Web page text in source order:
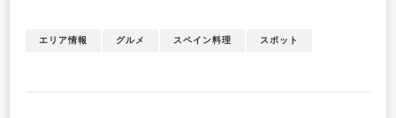
エリア情報 グルメ スペイン料理 スポット